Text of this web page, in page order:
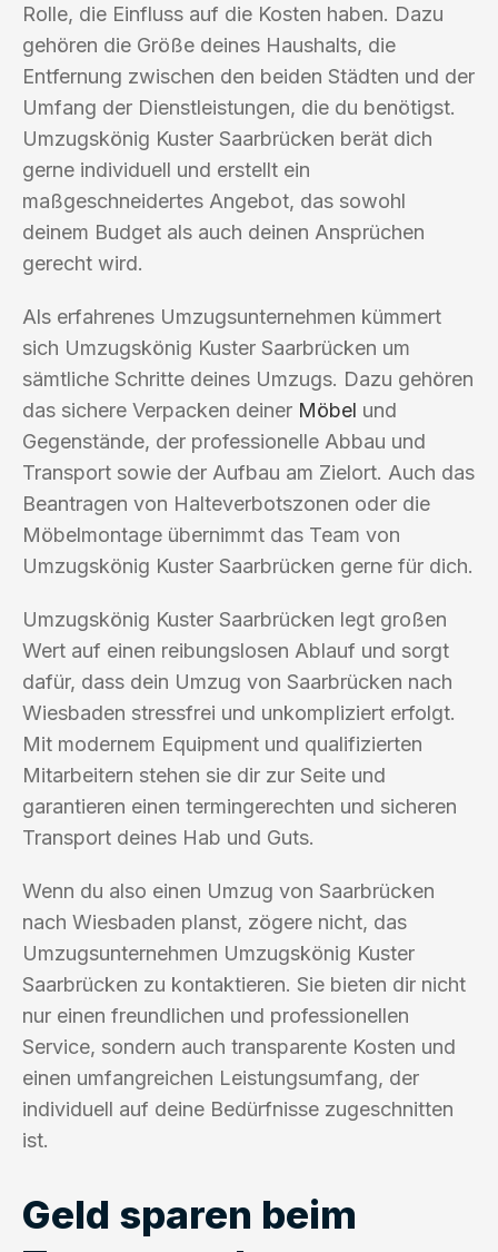
Rolle, die Einfluss auf die Kosten haben. Dazu
gehören die Größe deines Haushalts, die
Entfernung zwischen den beiden Städten und der
Umfang der Dienstleistungen, die du benötigst.
Umzugskönig Kuster Saarbrücken berät dich
gerne individuell und erstellt ein
maßgeschneidertes Angebot, das sowohl
deinem Budget als auch deinen Ansprüchen
gerecht wird.
Als erfahrenes Umzugsunternehmen kümmert
sich Umzugskönig Kuster Saarbrücken um
sämtliche Schritte deines Umzugs. Dazu gehören
das sichere Verpacken deiner Möbel und
Gegenstände, der professionelle Abbau und
Transport sowie der Aufbau am Zielort. Auch das
Beantragen von Halteverbotszonen oder die
Möbelmontage übernimmt das Team von
Umzugskönig Kuster Saarbrücken gerne für dich.
Umzugskönig Kuster Saarbrücken legt großen
Wert auf einen reibungslosen Ablauf und sorgt
dafür, dass dein Umzug von Saarbrücken nach
Wiesbaden stressfrei und unkompliziert erfolgt.
Mit modernem Equipment und qualifizierten
Mitarbeitern stehen sie dir zur Seite und
garantieren einen termingerechten und sicheren
Transport deines Hab und Guts.
Wenn du also einen Umzug von Saarbrücken
nach Wiesbaden planst, zögere nicht, das
Umzugsunternehmen Umzugskönig Kuster
Saarbrücken zu kontaktieren. Sie bieten dir nicht
nur einen freundlichen und professionellen
Service, sondern auch transparente Kosten und
einen umfangreichen Leistungsumfang, der
individuell auf deine Bedürfnisse zugeschnitten
ist.
Geld sparen beim